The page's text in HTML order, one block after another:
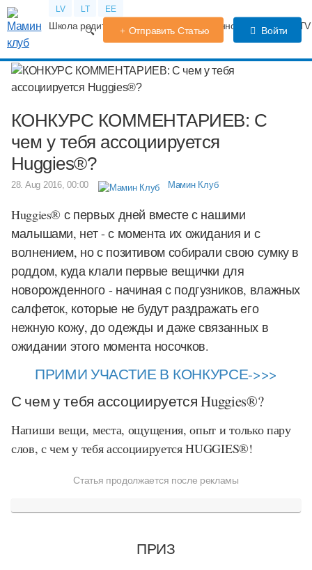
LV LT EE
Школа родителей Календарь беременности Форум
Отправить Статью Войти
КОНКУРС КОММЕНТАРИЕВ: С
чем у тебя ассоциируется
Huggies®?
28. Aug 2016, 00:00 Мамин Клуб
Huggies® с первых дней вместе с нашими
малышами, нет - с момента их ожидания и с
волнением, но с позитивом собирали свою сумку в
роддом, куда клали первые вещички для
новорожденного - начиная с подгузников, влажных
салфеток, которые не будут раздражать его
нежную кожу, до одежды и даже связанных в
ожидании этого момента носочков.
ПРИМИ УЧАСТИЕ В КОНКУРСЕ->>>
С чем у тебя ассоциируется Huggies®?
Напиши вещи, места, ощущения, опыт и только пару
слов, с чем у тебя ассоциируетсяHUGGIES®!
Статья продолжается после рекламы
ПРИЗ